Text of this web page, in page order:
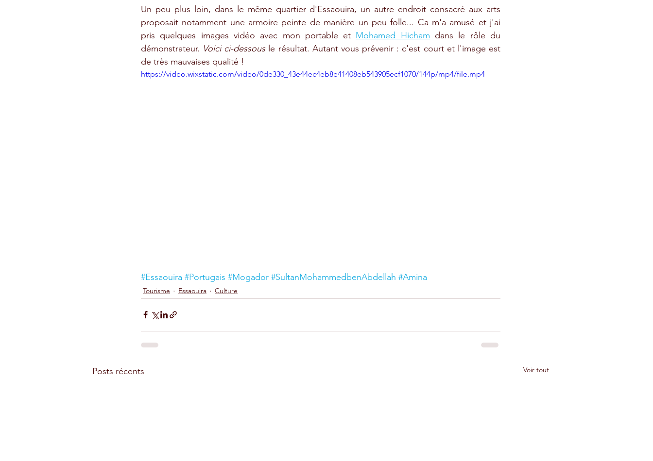
Un peu plus loin, dans le même quartier d'Essaouira, un autre endroit consacré aux arts
proposait notamment une armoire peinte de manière un peu folle... Ca m'a amusé et j'ai
pris quelques images vidéo avec mon portable et Mohamed Hicham dans le rôle du
démonstrateur. Voici ci-dessous le résultat. Autant vous prévenir : c'est court et l'image est
de très mauvaises qualité !
https://video.wixstatic.com/video/0de330_43e44ec4eb8e41408eb543905ecf1070/144p/mp4/file.mp4
#Essaouira #Portugais #Mogador #SultanMohammedbenAbdellah #Amina
Tourisme Essaouira Culture
Posts récents Voir tout